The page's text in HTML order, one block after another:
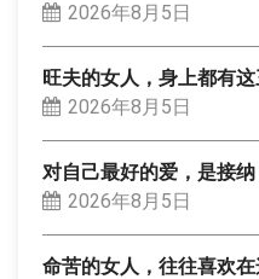
2026年8月5日
旺夫的女人，身上都有
2026年8月5日
对自己最好的爱，是接纳
2026年8月5日
命苦的女人，往往喜欢